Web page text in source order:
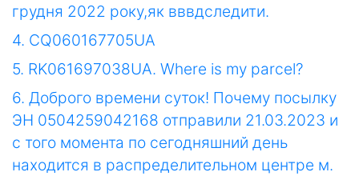
грудня 2022 року,як вввдследити.
4. CQ060167705UA
5. RK061697038UA. Where is my parcel?
6. Доброго времени суток! Почему посылку
ЭН 0504259042168 отправили 21.03.2023 и
с того момента по сегодняшний день
находится в распределительном центре м.